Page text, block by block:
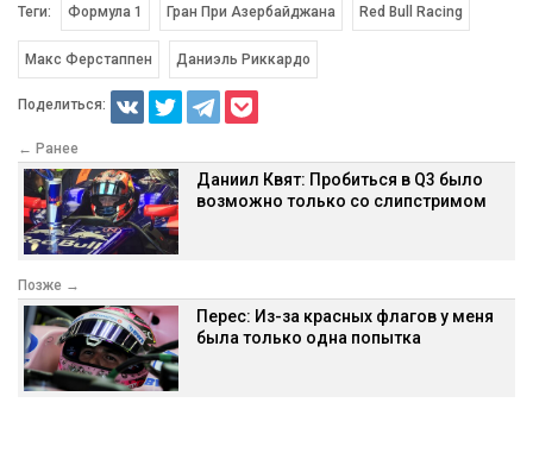
Теги: Формула 1 Гран При Азербайджана Red Bull Racing
Макс Ферстаппен Даниэль Риккардо
Поделиться:
← Ранее
Даниил Квят: Пробиться в Q3 было
возможно только со слипстримом
Позже →
Перес: Из-за красных флагов у меня
была только одна попытка